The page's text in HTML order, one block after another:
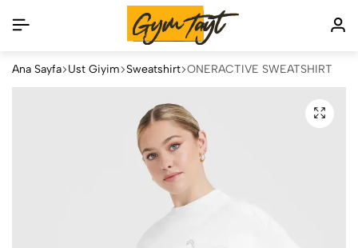
Ana Sayfa Üst Giyim Sweatshirt ONERACTİVE SWEATSHİRT